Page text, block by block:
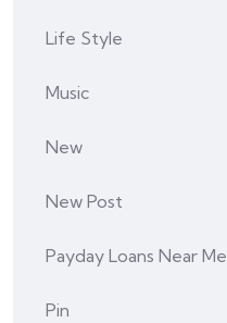
Life Style
Music
New
New Post
Payday Loans Near Me
Pin